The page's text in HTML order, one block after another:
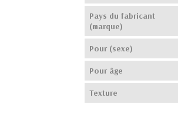
Pays du fabricant
(marque)
Pour (sexe)
Pour âge
Texture